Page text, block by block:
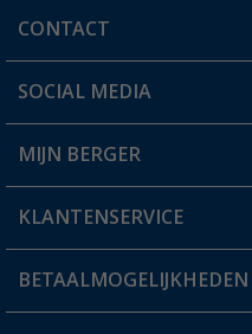
CONTACT
Een vraag?
Winkel vinden
SOCIAL MEDIA
MIJN BERGER
Mijn account
Status bestelling
KLANTENSERVICE
FAQ & Contact
BETAALMOGELIJKHEDEN